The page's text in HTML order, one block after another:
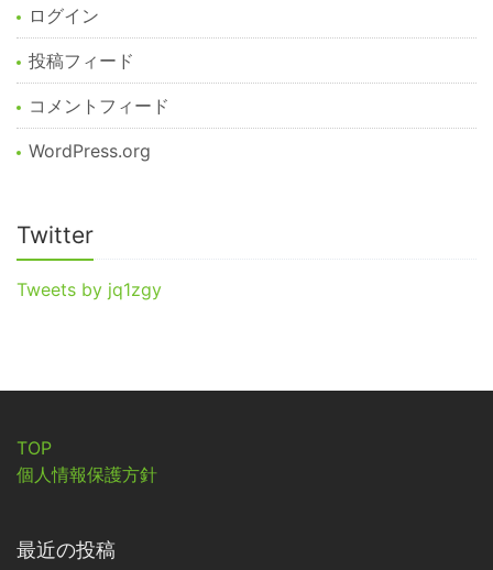
ログイン
投稿フィード
コメントフィード
WordPress.org
Twitter
Tweets by jq1zgy
TOP
個人情報保護方針
最近の投稿